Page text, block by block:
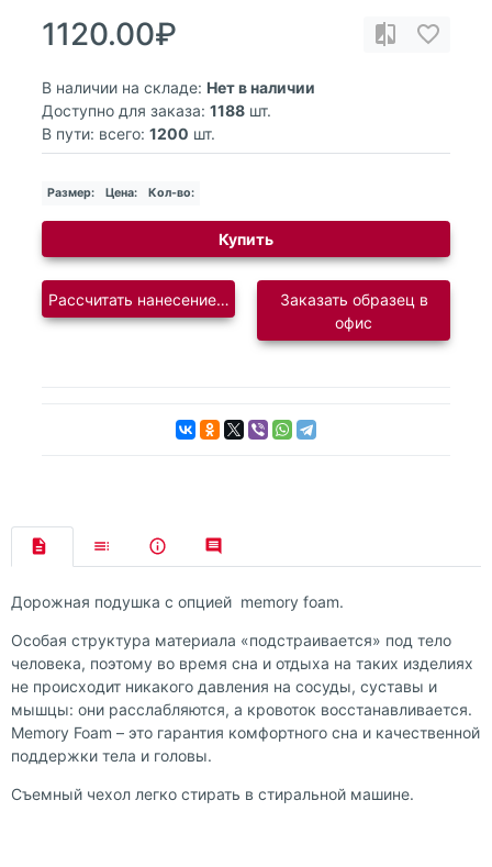
1120.00₽
В наличии на складе: Нет в наличии
Доступно для заказа: 1188 шт.
В пути: всего: 1200 шт.
Размер: Цена: Кол-во:
Купить
Рассчитать нанесение логотипаЗаказать образец в
офис
Дорожная подушка с опцией memory foam.
Особая структура материала «подстраивается» под тело
человека, поэтому во время сна и отдыха на таких изделиях
не происходит никакого давления на сосуды, суставы и
мышцы: они расслабляются, а кровоток восстанавливается.
Memory Foam – это гарантия комфортного сна и качественной
поддержки тела и головы.
Съемный чехол легко стирать в стиральной машине.